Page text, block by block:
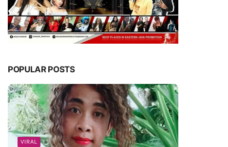
POPULAR POSTS
VIRAL